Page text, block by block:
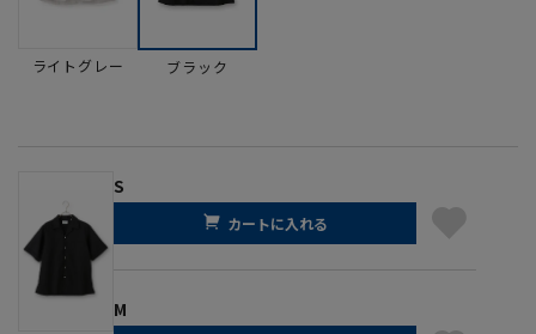
ライトグレー ブラック
S
カートに入れる
M